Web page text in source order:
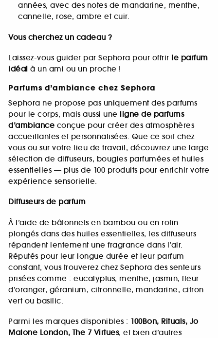
années, avec des notes de mandarine, menthe,
cannelle, rose, ambre et cuir.
Vous cherchez un cadeau ?
Laissez-vous guider par Sephora pour offrir le parfum
idéal à un ami ou un proche !
Parfums d’ambiance chez Sephora
Sephora ne propose pas uniquement des parfums
pour le corps, mais aussi une ligne de parfums
d’ambiance conçue pour créer des atmosphères
accueillantes et personnalisées. Que ce soit chez
vous ou sur votre lieu de travail, découvrez une large
sélection de diffuseurs, bougies parfumées et huiles
essentielles — plus de 100 produits pour enrichir votre
expérience sensorielle.
Diffuseurs de parfum
À l’aide de bâtonnets en bambou ou en rotin
plongés dans des huiles essentielles, les diffuseurs
répandent lentement une fragrance dans l’air.
Réputés pour leur longue durée et leur parfum
constant, vous trouverez chez Sephora des senteurs
prisées comme : eucalyptus, menthe, jasmin, fleur
d’oranger, géranium, citronnelle, mandarine, citron
vert ou basilic.
Parmi les marques disponibles : 100Bon, Rituals, Jo
Malone London, The 7 Virtues, et bien d’autres